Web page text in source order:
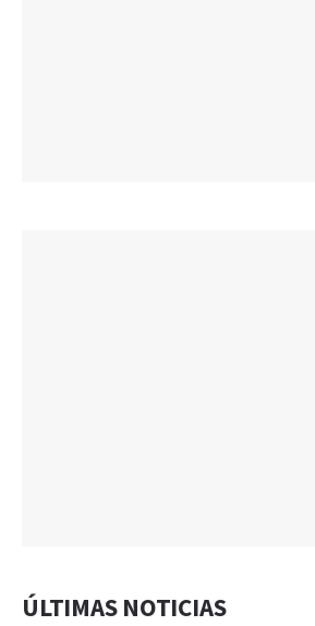
ÚLTIMAS NOTICIAS